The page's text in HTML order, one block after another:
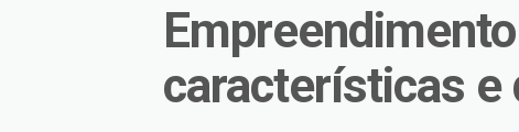
características e